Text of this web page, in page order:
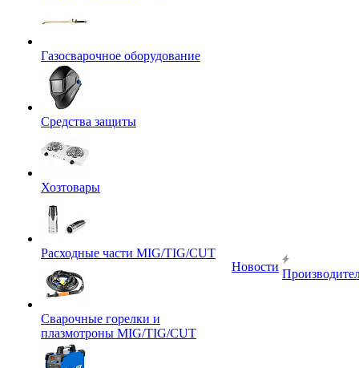
Газосварочное оборудование
Средства защиты
Хозтовары
Расходные части MIG/TIG/CUT
Сварочные горелки и
плазмотроны MIG/TIG/CUT
Новости